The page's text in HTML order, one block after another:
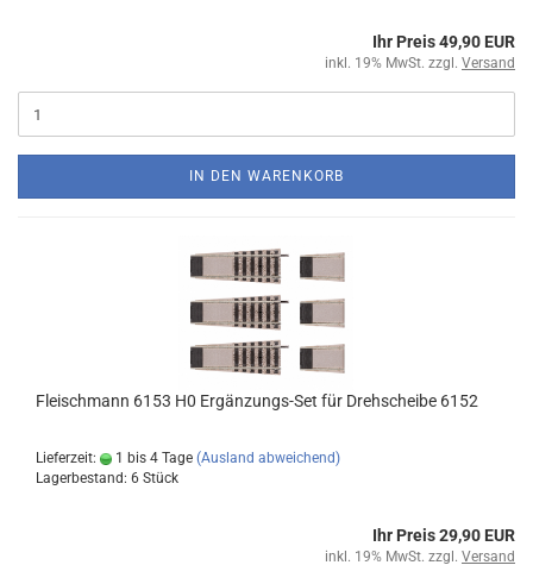
Ihr Preis 49,90 EUR
inkl. 19% MwSt. zzgl. Versand
IN DEN WARENKORB
Fleischmann 6153 H0 Ergänzungs-Set für Drehscheibe 6152
Lieferzeit: 1 bis 4 Tage (Ausland abweichend)
Lagerbestand: 6 Stück
Ihr Preis 29,90 EUR
inkl. 19% MwSt. zzgl. Versand